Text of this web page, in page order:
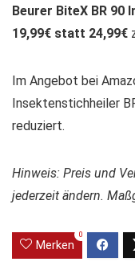
Beurer BiteX BR 90
19,99€ statt 24,99€
Im Angebot bei
Insektenstichheiler
reduziert.
Hinweis: Preis und
jederzeit ändern.
Merken
0